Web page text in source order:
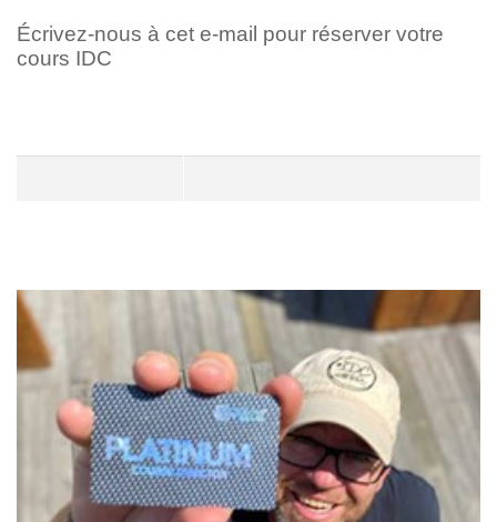
Écrivez-nous à cet e-mail pour réserver votre
cours IDC